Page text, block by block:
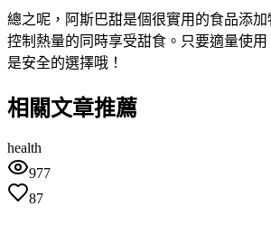
總之呢，阿斯巴甜是個很實用的食品添
控制熱量的同時享受甜食。只要適量使
是安全的選擇哦！
相關文章推薦
health
977
87